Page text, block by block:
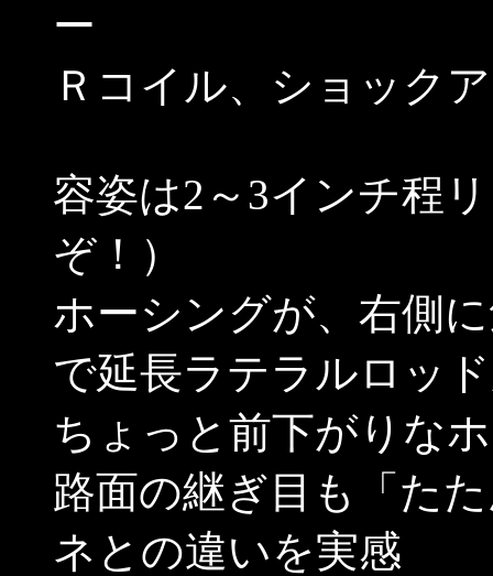
ー
Ｒコイル、ショック
容姿は2～3インチ程
ぞ！）
ホーシングが、右側
で延長ラテラルロッ
ちょっと前下がりな
路面の継ぎ目も「た
ネとの違いを実感